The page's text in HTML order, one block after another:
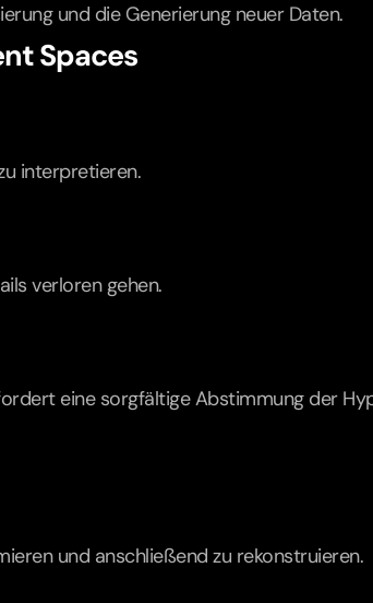
und die Generierung neuer Daten.
Spaces
interpretieren.
verloren gehen.
eine sorgfältige Abstimmung der
und anschließend zu rekonstruieren.